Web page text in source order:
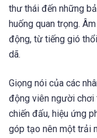
thư thái đến những
huống quan trọng.
động, từ tiếng gió
dã.
Giọng nói của các
động viên người chơi
chiến đấu, hiệu ứng
góp tạo nên một trải